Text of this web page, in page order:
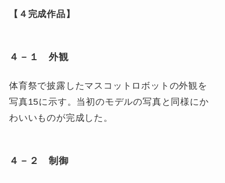
【４完成作品】
４－１ 外観
体育祭で披露したマスコットロボットの外観を
写真15に示す。当初のモデルの写真と同様にか
わいいものが完成した。
４－２ 制御